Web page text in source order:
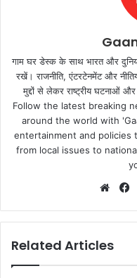
गाम घर डेस्क के साथ भारत और
रखें। राजनीति, एंटरटेनमेंट और
मुद्दों से लेकर राष्ट्रीय घटनाओं
Follow the latest breaking
around the world with
entertainment and policies
from local issues to
Related Articles